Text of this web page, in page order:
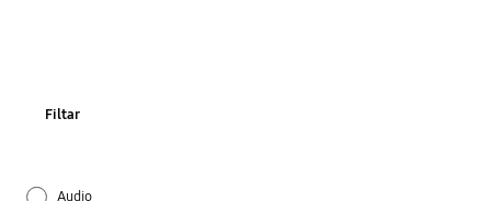
Filtar
Audio